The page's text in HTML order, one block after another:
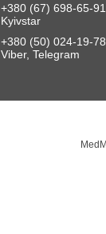
+380 (67) 698-65-91
Kyivstar
+380 (50) 024-19-78
Viber, Telegram